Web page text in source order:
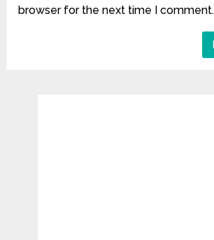
browser for the next time I comment.